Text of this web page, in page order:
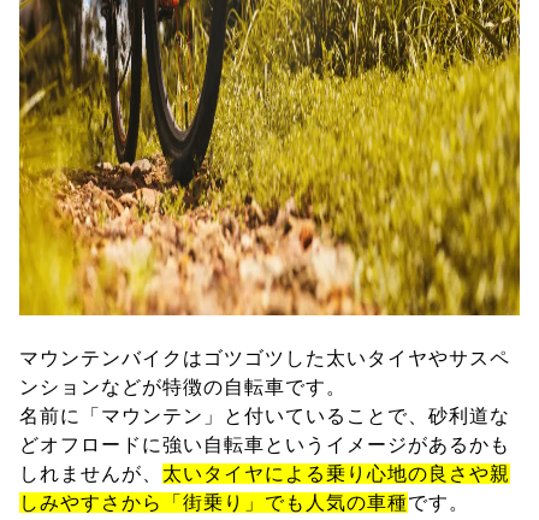
マウンテンバイクはゴツゴツした太いタイヤやサスペ
ンションなどが特徴の自転車です。
名前に「マウンテン」と付いていることで、砂利道な
どオフロードに強い自転車というイメージがあるかも
しれませんが、 太いタイヤによる乗り心地の良さや親
しみやすさから「街乗り」でも人気の車種です。